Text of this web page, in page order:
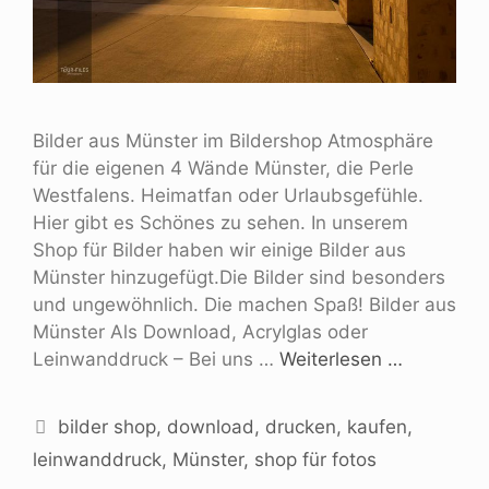
Bilder aus Münster im Bildershop Atmosphäre
für die eigenen 4 Wände Münster, die Perle
Westfalens. Heimatfan oder Urlaubsgefühle.
Hier gibt es Schönes zu sehen. In unserem
Shop für Bilder haben wir einige Bilder aus
Münster hinzugefügt.Die Bilder sind besonders
und ungewöhnlich. Die machen Spaß! Bilder aus
Münster Als Download, Acrylglas oder
Leinwanddruck – Bei uns … Weiterlesen …
bilder shop, download , drucken, kaufen,
leinwanddruck, Münster, shop für fotos